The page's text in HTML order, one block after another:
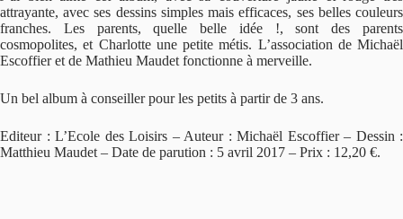
attrayante, avec ses dessins simples mais efficaces, ses belles couleurs
franches. Les parents, quelle belle idée !, sont des parents
cosmopolites, et Charlotte une petite métis. L’association de Michaël
Escoffier et de Mathieu Maudet fonctionne à merveille.
Un bel album à conseiller pour les petits à partir de 3 ans.
Editeur : L’Ecole des Loisirs – Auteur : Michaël Escoffier – Dessin :
Matthieu Maudet – Date de parution : 5 avril 2017 – Prix : 12,20 €.